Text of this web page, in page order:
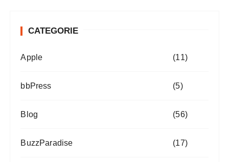
CATEGORIE
Apple (11)
bbPress (5)
Blog (56)
BuzzParadise (17)